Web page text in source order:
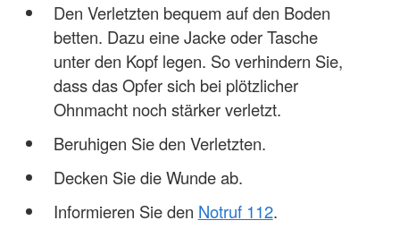
Den Verletzten bequem auf den Boden
betten. Dazu eine Jacke oder Tasche
unter den Kopf legen. So verhindern Sie,
dass das Opfer sich bei plötzlicher
Ohnmacht noch stärker verletzt.
Beruhigen Sie den Verletzten.
Decken Sie die Wunde ab.
Informieren Sie den Notruf 112.